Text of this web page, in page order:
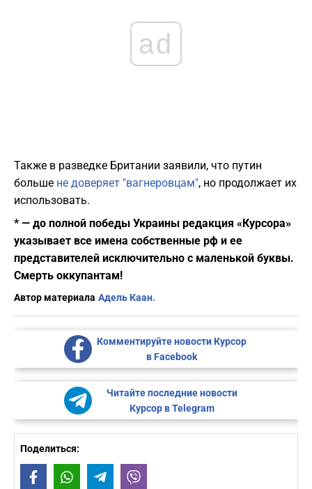
ad
Также в разведке Британии заявили, что путин
больше не доверяет "вагнеровцам", но продолжает их
использовать.
* — до полной победы Украины редакция «Курсора»
указывает все имена собственные рф и ее
представителей исключительно с маленькой буквы.
Смерть оккупантам!
Автор материала Адель Каан.
Комментируйте новости Курсор
в Facebook
Читайте последние новости
Курсор в Telegram
Поделиться:
FacebookWhatsAppTelegram